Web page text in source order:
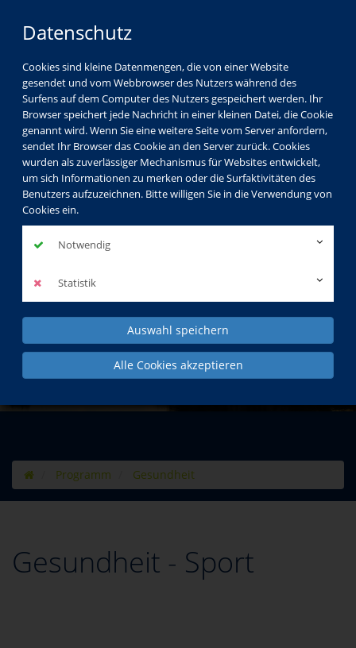
Datenschutz
Cookies sind kleine Datenmengen, die von einer Website
gesendet und vom Webbrowser des Nutzers während des
Surfens auf dem Computer des Nutzers gespeichert werden. Ihr
Browser speichert jede Nachricht in einer kleinen Datei, die Cookie
genannt wird. Wenn Sie eine weitere Seite vom Server anfordern,
sendet Ihr Browser das Cookie an den Server zurück. Cookies
wurden als zuverlässiger Mechanismus für Websites entwickelt,
um sich Informationen zu merken oder die Surfaktivitäten des
Benutzers aufzuzeichnen. Bitte willigen Sie in die Verwendung von
Cookies ein.
Notwendig
Statistik
Auswahl speichern
Alle Cookies akzeptieren
Gesellschaft Kultur
Gesundheit
Sprachen
Beruf & EDV
Kids & Teens
KVHS Spezial
Programm Gesundheit
Gesundheit - Sport